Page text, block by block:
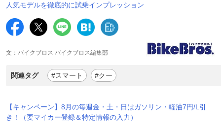
人気モデルを徹底的に試乗インプレッション
文：バイクブロス バイクブロス編集部
関連タグ #スマート #クー
【キャンペーン】8月の毎週金・土・日はガソリン・軽油7円/L引
き！（要マイカー登録＆特定情報の入力）